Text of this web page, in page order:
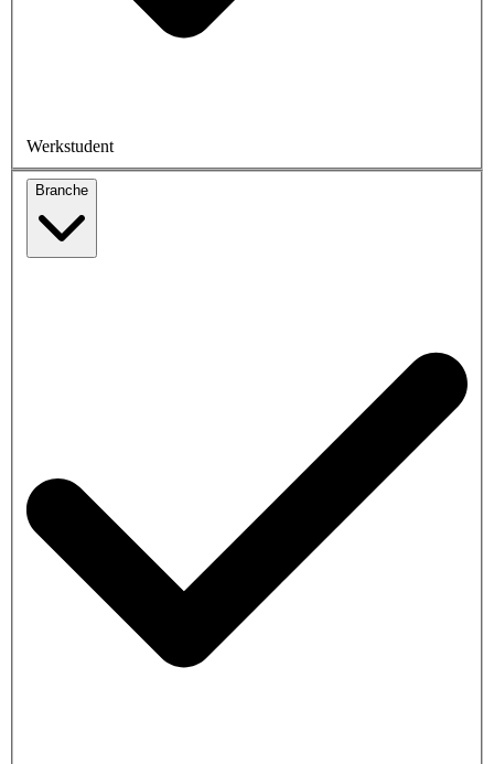
Werkstudent
Branche